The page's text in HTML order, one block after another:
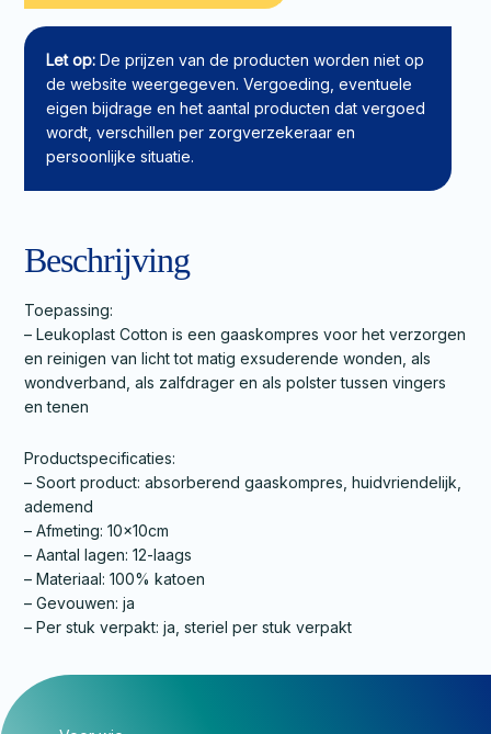
Cotton
12-
laags
10x10cm
aantal
Let op: De prijzen van de producten worden niet op
de website weergegeven. Vergoeding, eventuele
eigen bijdrage en het aantal producten dat vergoed
wordt, verschillen per zorgverzekeraar en
persoonlijke situatie.
Beschrijving
Toepassing:
– Leukoplast Cotton is een gaaskompres voor het verzorgen
en reinigen van licht tot matig exsuderende wonden, als
wondverband, als zalfdrager en als polster tussen vingers
en tenen
Productspecificaties:
– Soort product: absorberend gaaskompres, huidvriendelijk,
ademend
– Afmeting: 10x10cm
– Aantal lagen: 12-laags
– Materiaal: 100% katoen
– Gevouwen: ja
– Per stuk verpakt: ja, steriel per stuk verpakt